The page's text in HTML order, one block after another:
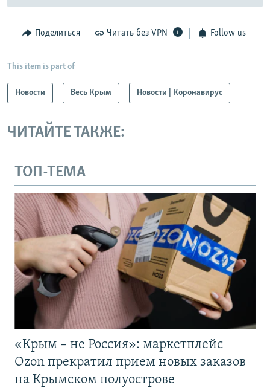
Поделиться Читать без VPN Follow us
This item is part of
Новости Весь Крым Новости | Коронавирус
ЧИТАЙТЕ ТАКЖЕ:
ТОП-ТЕМА
«Крым – не Россия»: маркетплейс
Ozon прекратил прием новых заказов
на Крымском полуострове